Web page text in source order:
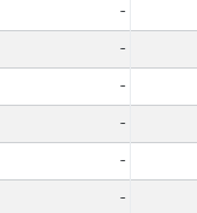
-
-
-
-
-
-